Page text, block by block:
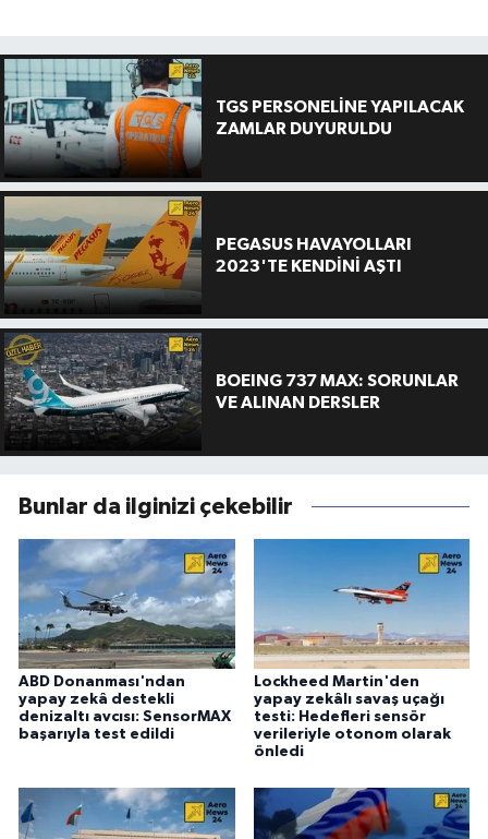
TGS PERSONELİNE YAPILACAK
ZAMLAR DUYURULDU
PEGASUS HAVAYOLLARI
2023'TE KENDİNİ AŞTI
BOEING 737 MAX: SORUNLAR
VE ALINAN DERSLER
Bunlar da ilginizi çekebilir
ABD Donanması'ndan
yapay zekâ destekli
denizaltı avcısı: SensorMAX
başarıyla test edildi
Lockheed Martin'den
yapay zekâlı savaş uçağı
testi: Hedefleri sensör
verileriyle otonom olarak
önledi